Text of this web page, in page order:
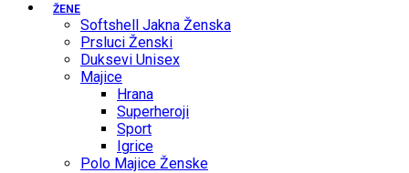
ŽENE
Softshell Jakna Ženska
Prsluci Ženski
Duksevi Unisex
Majice
Hrana
Superheroji
Sport
Igrice
Polo Majice Ženske